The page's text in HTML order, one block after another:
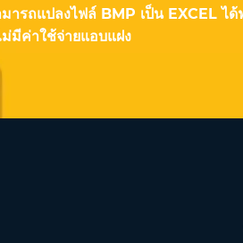
รถแปลงไฟล์ BMP เป็น EXCEL ได้
ม่มีค่าใช้จ่ายแอบแฝง